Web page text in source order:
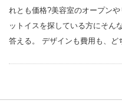
れとも価格?美容室のオープン
ットイスを探している方にそん
答える。 デザインも費用も、